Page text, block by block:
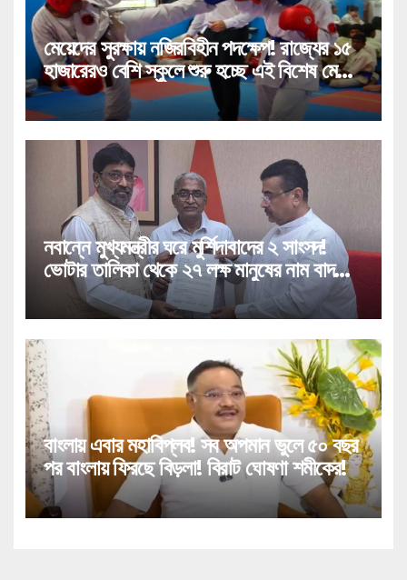
মেয়েদের সুরক্ষায় নজিরবিহীন পদক্ষেপ! রাজ্যের ১৫
হাজারেরও বেশি স্কুলে শুরু হচ্ছে এই বিশেষ মেগা
প্রশিক্ষণ!
নবান্নে মুখ্যমন্ত্রীর ঘরে মুর্শিদাবাদের ২ সাংসদ!
ভোটার তালিকা থেকে ২৭ লক্ষ মানুষের নাম বাদ
পড়া নিয়ে বিরাট পদক্ষেপ!
বাংলায় এবার মহাবিপ্লব! সব অপমান ভুলে ৫০ বছর
পর বাংলায় ফিরছে বিড়লা! বিরাট ঘোষণা শমীকের!